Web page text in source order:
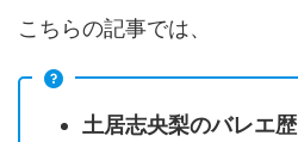
こちらの記事では、
土居志央梨のバレエ歴